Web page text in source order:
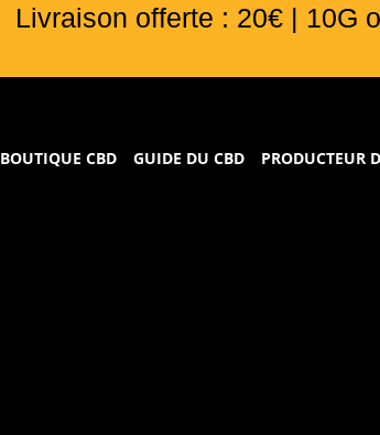
Livraison offerte : 20€ | 10G
BOUTIQUE CBD GUIDE DU CBD PRODUCTEUR